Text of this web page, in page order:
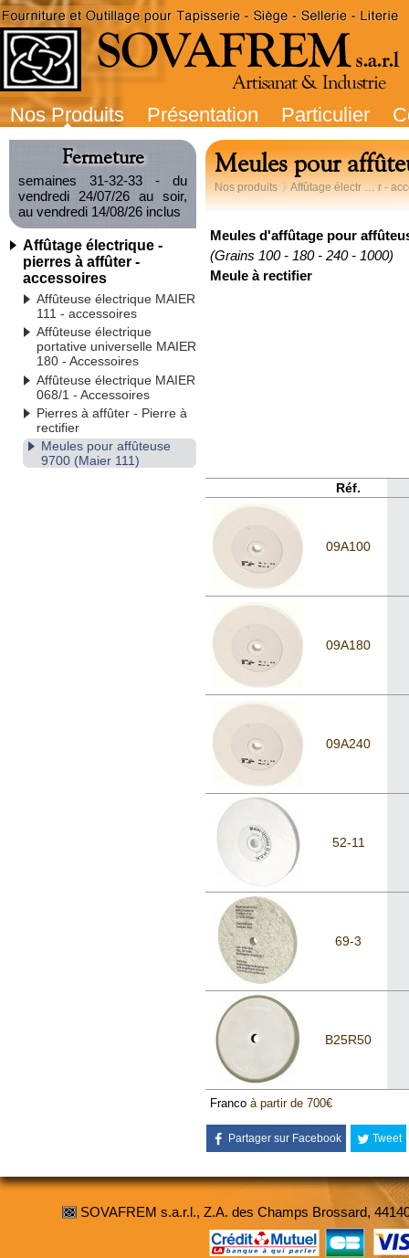
Nos Produits Présentation Particulier
Fermeture
semaines 31-32-33 - du
vendredi 24/07/26 au soir,
au vendredi 14/08/26 inclus
Affûtage électrique -
pierres à affûter -
accessoires
Affûteuse électrique MAIER
111 - accessoires
Affûteuse électrique
portative universelle MAIER
180 - Accessoires
Affûteuse électrique MAIER
068/1 - Accessoires
Pierres à affûter - Pierre à
rectifier
Meules pour affûteuse
9700 (Maier 111)
Meules pour
Nos produits Affûtage électr … r -
Meules d'affûtage pour
(Grains 100 - 180 - 240 - 1000)
Meule à rectifier
Réf.
09A100
09A180
09A240
52-11
69-3
B25R50
Franco à partir de 700€
Partager sur Facebook Tweet
SOVAFREM s.a.r.l., Z.A. des Champs Brossard,